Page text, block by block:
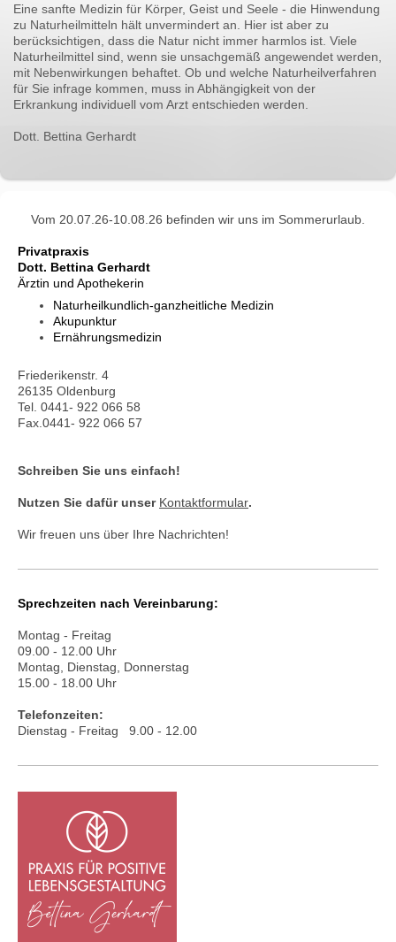
Eine sanfte Medizin für Körper, Geist und Seele - die Hinwendung
zu Naturheilmitteln hält unvermindert an. Hier ist aber zu
berücksichtigen, dass die Natur nicht immer harmlos ist. Viele
Naturheilmittel sind, wenn sie unsachgemäß angewendet werden,
mit Nebenwirkungen behaftet. Ob und welche Naturheilverfahren
für Sie infrage kommen, muss in Abhängigkeit von der
Erkrankung individuell vom Arzt entschieden werden.
Dott. Bettina Gerhardt
Vom 20.07.26-10.08.26 befinden wir uns im Sommerurlaub.
Privatpraxis
Dott. Bettina Gerhardt
Ärztin und Apothekerin
Naturheilkundlich-ganzheitliche Medizin
Akupunktur
Ernährungsmedizin
Friederikenstr. 4
26135 Oldenburg
Tel. 0441- 922 066 58
Fax.0441- 922 066 57
Schreiben Sie uns einfach!
Nutzen Sie dafür unser Kontaktformular.
Wir freuen uns über Ihre Nachrichten!
Sprechzeiten nach Vereinbarung:
Montag - Freitag
09.00 - 12.00 Uhr
Montag, Dienstag, Donnerstag
15.00 - 18.00 Uhr
Telefonzeiten:
Dienstag - Freitag 9.00 - 12.00